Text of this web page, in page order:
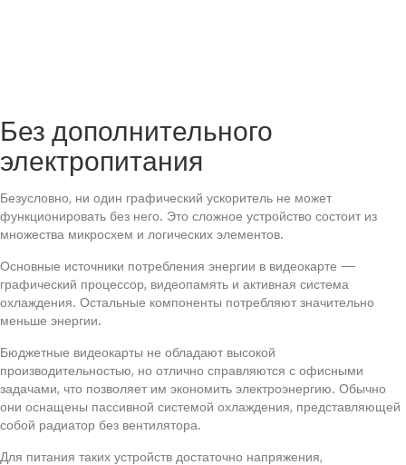
Без дополнительного
электропитания
Безусловно, ни один графический ускоритель не может
функционировать без него. Это сложное устройство состоит из
множества микросхем и логических элементов.
Основные источники потребления энергии в видеокарте —
графический процессор, видеопамять и активная система
охлаждения. Остальные компоненты потребляют значительно
меньше энергии.
Бюджетные видеокарты не обладают высокой
производительностью, но отлично справляются с офисными
задачами, что позволяет им экономить электроэнергию. Обычно
они оснащены пассивной системой охлаждения, представляющей
собой радиатор без вентилятора.
Для питания таких устройств достаточно напряжения,